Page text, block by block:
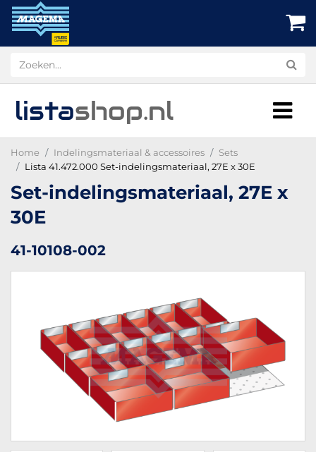
listashop.nl
Home Indelingsmateriaal & accessoires
Sets
Lista 41.472.000 Set-indelingsmateriaal, 27E x 30E
Set-indelingsmateriaal, 27E x
30E
41-10108-002